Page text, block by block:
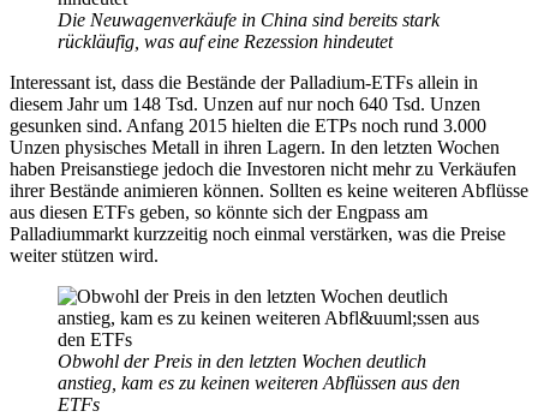
Die Neuwagenverkäufe in China sind bereits stark
rückläufig, was auf eine Rezession hindeutet
Interessant ist, dass die Bestände der Palladium-ETFs allein in
diesem Jahr um 148 Tsd. Unzen auf nur noch 640 Tsd. Unzen
gesunken sind. Anfang 2015 hielten die ETPs noch rund 3.000
Unzen physisches Metall in ihren Lagern. In den letzten Wochen
haben Preisanstiege jedoch die Investoren nicht mehr zu Verkäufen
ihrer Bestände animieren können. Sollten es keine weiteren Abflüsse
aus diesen ETFs geben, so könnte sich der Engpass am
Palladiummarkt kurzzeitig noch einmal verstärken, was die Preise
weiter stützen wird.
Obwohl der Preis in den letzten Wochen deutlich
anstieg, kam es zu keinen weiteren Abflüssen aus den
ETFs